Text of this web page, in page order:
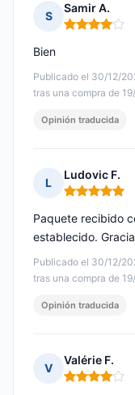
S
Samir A.
Nota: 4 de 5
Publicado el 30/12/
tras una compra de
Bien
Opinión traducida
L
Ludovic F.
Nota: 5 de 5
Publicado el 30/12/
tras una compra de
Paquete recibido
establecido.
Opinión traducida
V
Valérie F.
Nota: 4 de 5